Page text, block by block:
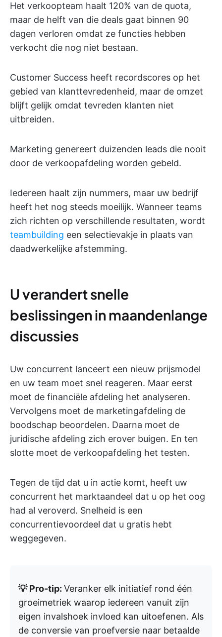
Het verkoopteam haalt 120% van de quota,
maar de helft van die deals gaat binnen 90
dagen verloren omdat ze functies hebben
verkocht die nog niet bestaan.
Customer Success heeft recordscores op het
gebied van klanttevredenheid, maar de omzet
blijft gelijk omdat tevreden klanten niet
uitbreiden.
Marketing genereert duizenden leads die nooit
door de verkoopafdeling worden gebeld.
Iedereen haalt zijn nummers, maar uw bedrijf
heeft het nog steeds moeilijk. Wanneer teams
zich richten op verschillende resultaten, wordt
teambuilding een selectievakje in plaats van
daadwerkelijke afstemming. ​​​​​​​​​​​​​​​​
U verandert snelle
beslissingen in maandenlange
discussies
Uw concurrent lanceert een nieuw prijsmodel
en uw team moet snel reageren. Maar eerst
moet de financiële afdeling het analyseren.
Vervolgens moet de marketingafdeling de
boodschap beoordelen. Daarna moet de
juridische afdeling zich erover buigen. En ten
slotte moet de verkoopafdeling het testen.
Tegen de tijd dat u in actie komt, heeft uw
concurrent het marktaandeel dat u op het oog
had al veroverd. Snelheid is een
concurrentievoordeel dat u gratis hebt
weggegeven.
💡 Pro-tip: Veranker elk initiatief rond één
groeimetriek waarop iedereen vanuit zijn
eigen invalshoek invloed kan uitoefenen. Als
de conversie van proefversie naar betaalde